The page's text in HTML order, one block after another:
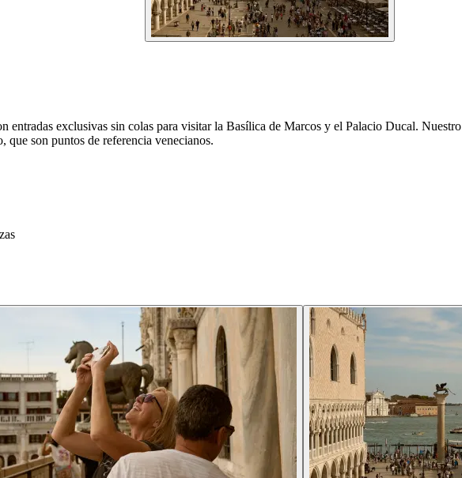
exclusivas sin colas para visitar la Basílica de Marcos y el Palacio Ducal.
son puntos de referencia venecianos.